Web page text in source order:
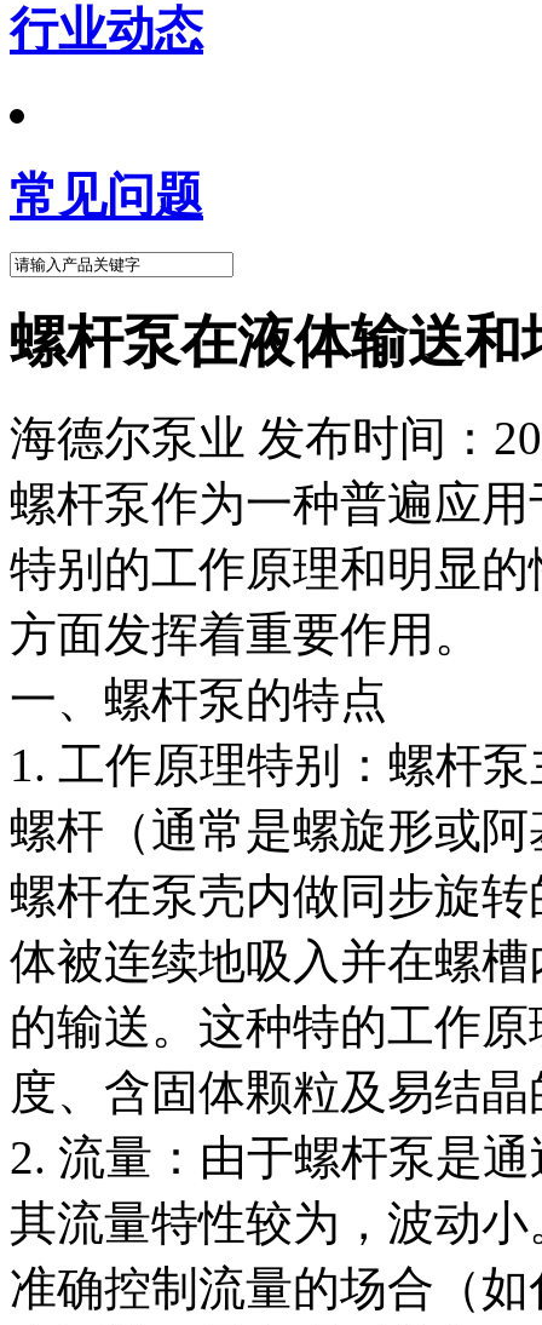
行业动态
常见问题
螺杆泵在液体输送
海德尔泵业 发布时间：
螺杆泵作为一种普遍应
特别的工作原理和明显
方面发挥着重要作用。
一、螺杆泵的特点
1. 工作原理特别：螺杆
螺杆（通常是螺旋形或
螺杆在泵壳内做同步旋
体被连续地吸入并在螺
的输送。这种特的工作
度、含固体颗粒及易结
2. 流量：由于螺杆泵是
其流量特性较为，波动
准确控制流量的场合（